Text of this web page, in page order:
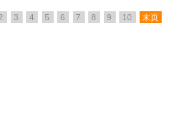
3 4 5 6 7 8 9 10 末页